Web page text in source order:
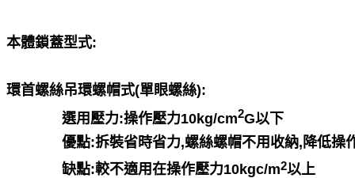
本體鎖蓋型式:
環首螺絲吊環螺帽式(單眼螺絲):
選用壓力:操作壓力10kg/cm2G以下
優點:拆裝省時省力,螺絲螺帽不用收納,降低操
缺點:較不適用在操作壓力10kgc/m2以上